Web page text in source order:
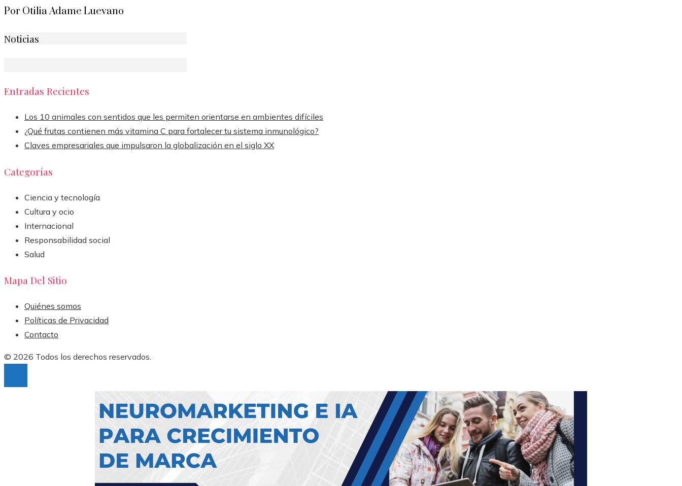
Por Otilia Adame Luevano
Noticias
Entradas Recientes
Los 10 animales con sentidos que les permiten orientarse en ambientes difíciles
¿Qué frutas contienen más vitamina C para fortalecer tu sistema inmunológico?
Claves empresariales que impulsaron la globalización en el siglo XX
Categorías
Ciencia y tecnología
Cultura y ocio
Internacional
Responsabilidad social
Salud
Mapa Del Sitio
Quiénes somos
Políticas de Privacidad
Contacto
© 2026 Todos los derechos reservados.